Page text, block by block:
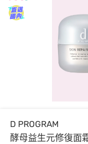
D PROGRAM
酵母益生元修復面